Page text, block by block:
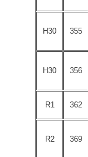
H30 355
H30 356
R1 362
R2 369